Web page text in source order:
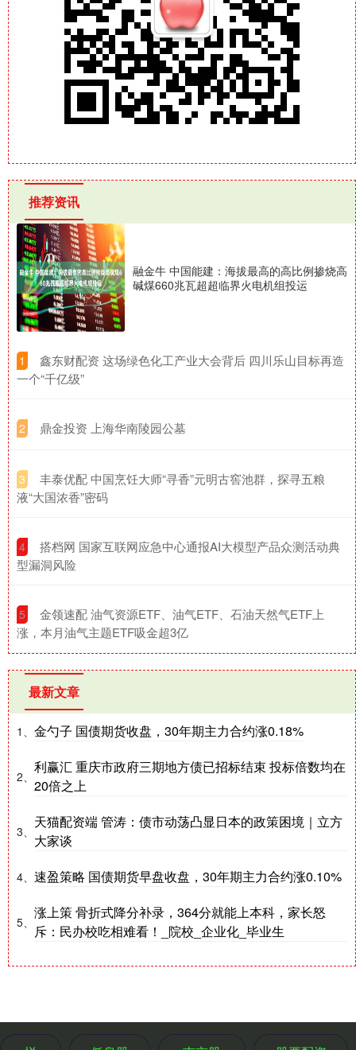
推荐资讯
融金牛 中国能建：海拔最高的高比例掺烧高
碱煤660兆瓦超超临界火电机组投运
1
​鑫东财配资 这场绿色化工产业大会背后 四川乐山目标再造
一个“千亿级”
2 ​鼎金投资 上海华南陵园公墓
3
​丰泰优配 中国烹饪大师“寻香”元明古窖池群，探寻五粮
液“大国浓香”密码
4
​搭档网 国家互联网应急中心通报AI大模型产品众测活动典
型漏洞风险
5
​金领速配 油气资源ETF、油气ETF、石油天然气ETF上
涨，本月油气主题ETF吸金超3亿
最新文章
1、 金勺子 国债期货收盘，30年期主力合约涨0.18%
2、
利赢汇 重庆市政府三期地方债已招标结束 投标倍数均在
20倍之上
3、
天猫配资端 管涛：债市动荡凸显日本的政策困境｜立方
大家谈
4、 速盈策略 国债期货早盘收盘，30年期主力合约涨0.10%
5、
涨上策 骨折式降分补录，364分就能上本科，家长怒
斥：民办校吃相难看！_院校_企业化_毕业生